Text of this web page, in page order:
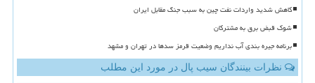
کاهش شدید واردات نفت چین به سبب جنگ مقابل ایران
شوک قبض برق به مشترکان
برنامه جیره بندی آب نداریم وضعیت قرمز سدها در تهران و مشهد
نظرات بینندگان سیب پال در مورد این مطلب